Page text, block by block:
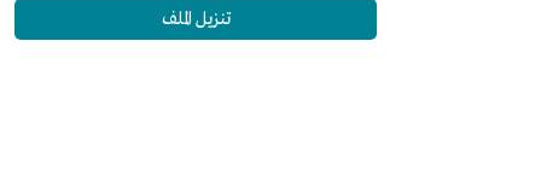
تنزيل الملف